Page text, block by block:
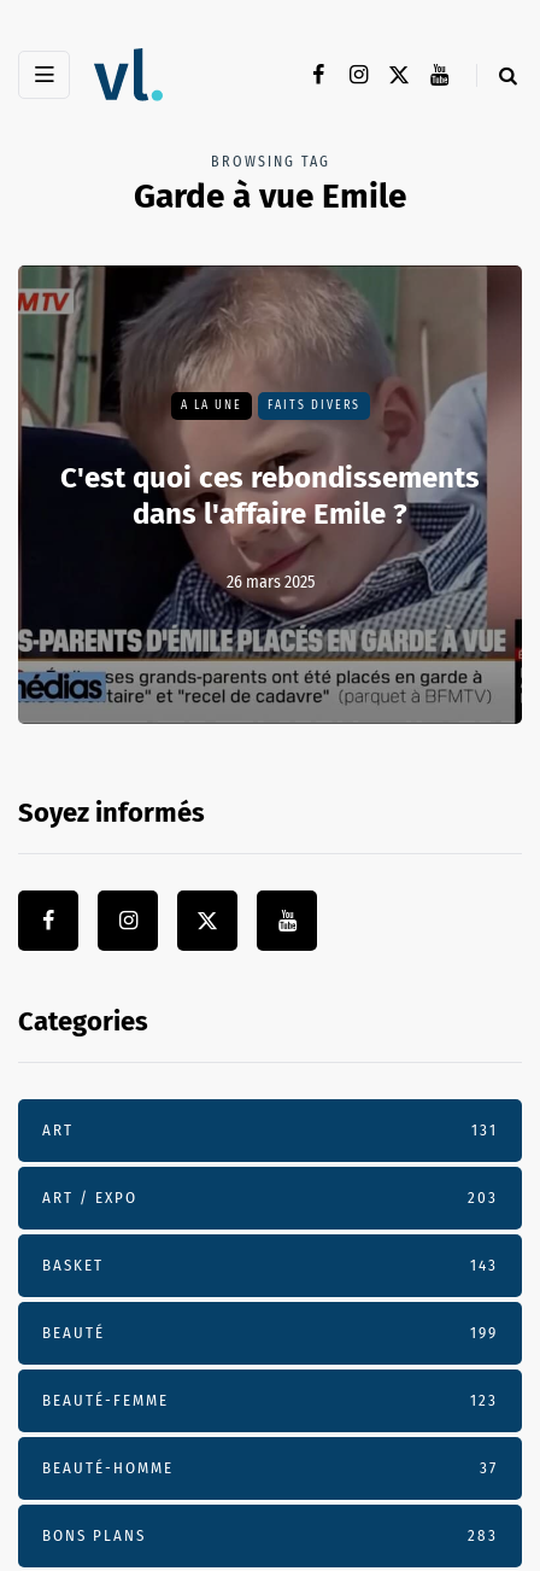
BROWSING TAG
Garde à vue Emile
A LA UNE FAITS DIVERS
C'est quoi ces rebondissements
dans l'affaire Emile ?
26 mars 2025
Soyez informés
Categories
ART 131
ART / EXPO 203
BASKET 143
BEAUTÉ 199
BEAUTÉ-FEMME 123
BEAUTÉ-HOMME 37
BONS PLANS 283